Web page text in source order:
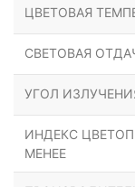
ЦВЕТОВАЯ
СВЕТОВАЯ
УГОЛ
ИНДЕКС
МЕНЕЕ